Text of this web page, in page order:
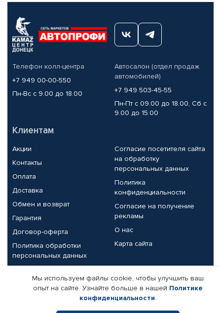
Телефон колл-центра
+7 949 00-00-550
Пн-Вс с 9.00 до 18.00
Автосалон (отдел продаж
автомобилей)
+7 949 503-45-55
Пн-Пт с 09.00 до 18.00, Сб с
9.00 до 15.00
Клиентам
Акции
Контакты
Оплата
Доставка
Обмен и возврат
Гарантия
Договор-оферта
Политика обработки
персональных данных
Согласие посетителя сайта
на обработку
персональных данных
Политика
конфиденциальности
Согласие на получение
рекламы
О нас
Карта сайта
Партнерам
Корпоративным клиентам
Поставщикам
Реквизиты компании
Мы используем файлы cookie, чтобы улучшить ваш
опыт на сайте. Узнайте больше в нашей Политике
конфиденциальности.